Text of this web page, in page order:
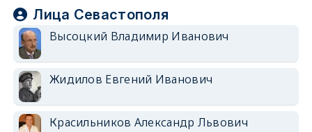
Лица Севастополя
Высоцкий Владимир Иванович
Жидилов Евгений Иванович
Красильников Александр Львович